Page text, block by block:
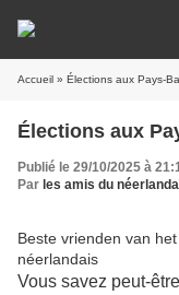
Accueil » Élections aux Pays-
Élections aux
Publié le 29/10/2025 à
Par les amis du
Beste vrienden van
néerlandais
Vous savez peut-